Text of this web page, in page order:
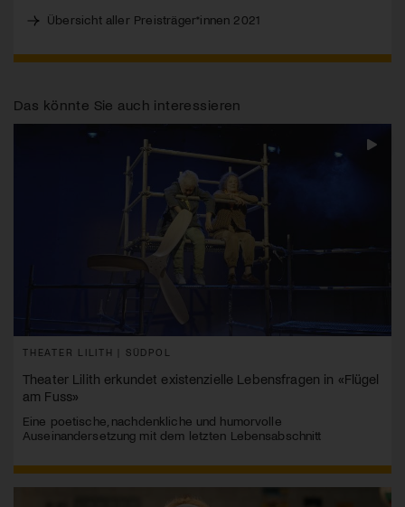
Übersicht aller Preisträger*innen 2021
Das könnte Sie auch interessieren
THEATER LILITH | SÜDPOL
Theater Lilith erkundet existenzielle Lebensfragen in «Flügel
am Fuss»
Eine poetische, nachdenkliche und humorvolle
Auseinandersetzung mit dem letzten Lebensabschnitt